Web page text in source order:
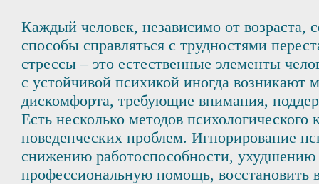
Каждый человек, независимо от возраста,
способы справляться с трудностями
стрессы – это естественные элементы
с устойчивой психикой иногда возникают
дискомфорта, требующие внимания,
Есть несколько методов
поведенческих проблем. Игнорирование
снижению работоспособности, ухудшению
профессиональную помощь, восстановить